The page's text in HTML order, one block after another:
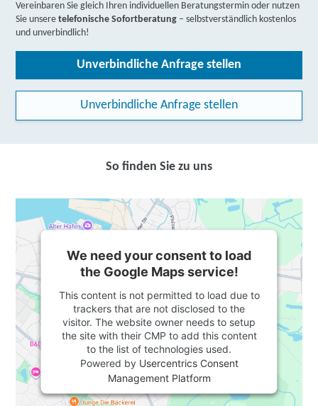
Vereinbaren Sie gleich Ihren individuellen Beratungstermin oder nutzen
Sie unseretelefonische Sofortberatung – selbstverständlich kostenlos
und unverbindlich!
Unverbindliche Anfrage stellen
Unverbindliche Anfrage stellen
So finden Sie zu uns
We need your consent to load
the Google Maps service!
This content is not permitted to load due to
trackers that are not disclosed to the
visitor. The website owner needs to setup
the site with their CMP to add this content
to the list of technologies used.
Powered by Usercentrics Consent
Management Platform